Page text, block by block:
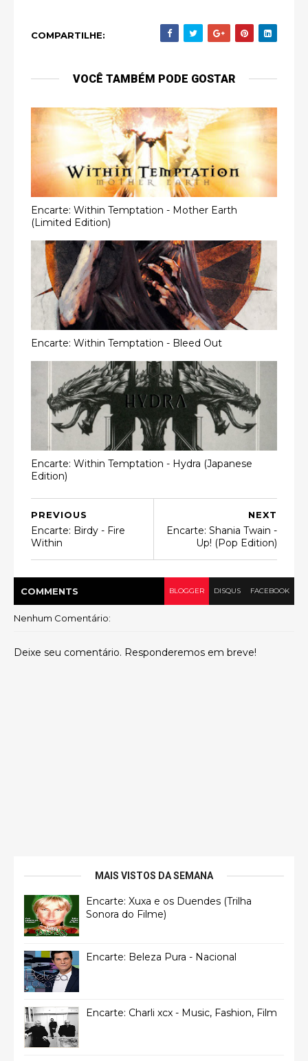
COMPARTILHE:
VOCÊ TAMBÉM PODE GOSTAR
Encarte: Within Temptation - Mother Earth
(Limited Edition)
Encarte: Within Temptation - Bleed Out
Encarte: Within Temptation - Hydra (Japanese
Edition)
NEXT
Encarte: Shania Twain -
Up! (Pop Edition)
PREVIOUS
Encarte: Birdy - Fire
Within
COMMENTS BLOGGER DISQUS FACEBOOK
Nenhum Comentário:
Deixe seu comentário. Responderemos em breve!
MAIS VISTOS DA SEMANA
Encarte: Xuxa e os Duendes (Trilha
Sonora do Filme)
Encarte: Beleza Pura - Nacional
Encarte: Charli xcx - Music, Fashion, Film